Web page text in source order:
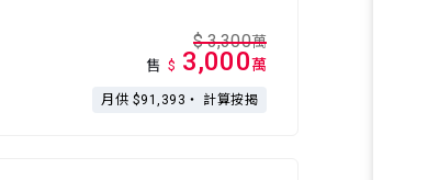
$ 3,300萬
售 $ 3,000萬
月供 $91,393・ 計算按揭